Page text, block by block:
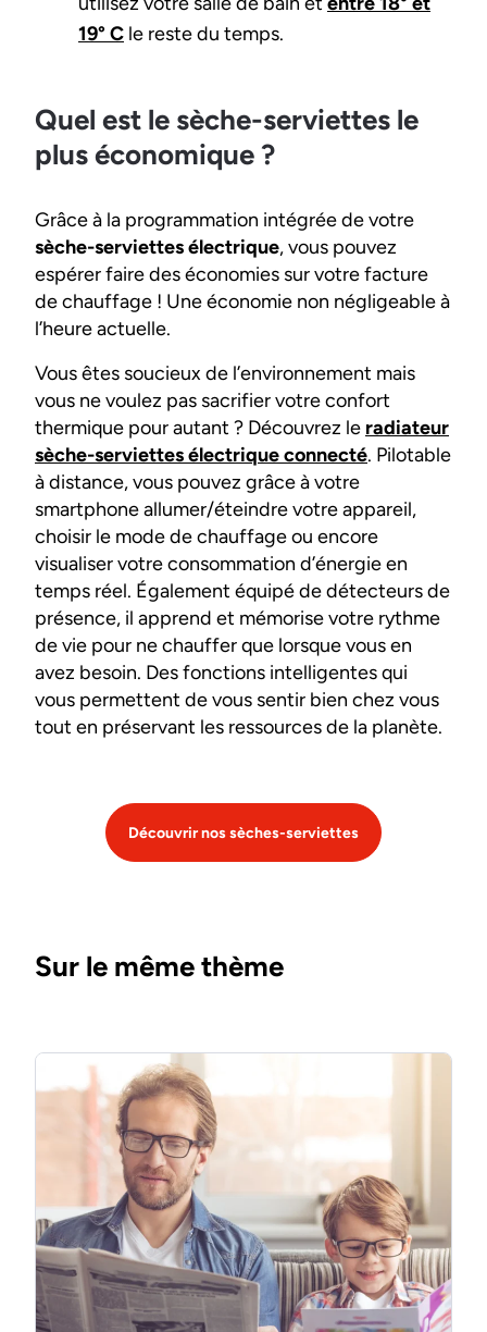
19° C le reste du temps.
Quel est le sèche-serviettes le
plus économique ?
Grâce à la programmation intégrée de votre
sèche-serviettes électrique, vous pouvez
espérer faire des économies sur votre facture
de chauffage ! Une économie non négligeable à
l’heure actuelle.
Vous êtes soucieux de l’environnement mais
vous ne voulez pas sacrifier votre confort
thermique pour autant ? Découvrez le radiateur
sèche-serviettes électrique connecté. Pilotable
à distance, vous pouvez grâce à votre
smartphone allumer/éteindre votre appareil,
choisir le mode de chauffage ou encore
visualiser votre consommation d’énergie en
temps réel. Également équipé de détecteurs de
présence, il apprend et mémorise votre rythme
de vie pour ne chauffer que lorsque vous en
avez besoin. Des fonctions intelligentes qui
vous permettent de vous sentir bien chez vous
tout en préservant les ressources de la planète.
Découvrir nos sèches-serviettes
Sur le même thème